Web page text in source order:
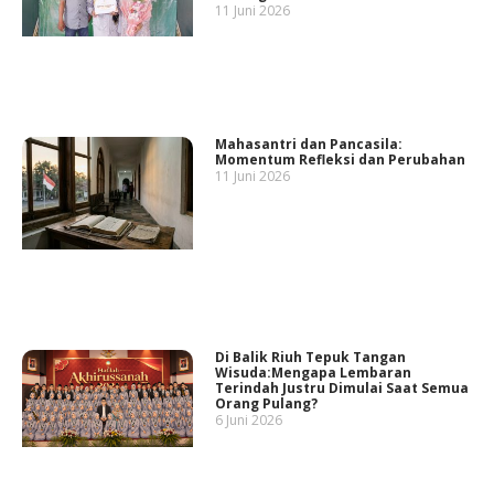
11 Juni 2026
Mahasantri dan Pancasila:
Momentum Refleksi dan Perubahan
11 Juni 2026
Di Balik Riuh Tepuk Tangan
Wisuda:Mengapa Lembaran
Terindah Justru Dimulai Saat Semua
Orang Pulang?
6 Juni 2026